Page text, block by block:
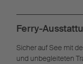
Ferry-
Sicher auf See mit
und unbegleiteten